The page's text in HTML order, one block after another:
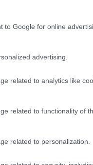
to Google for online
advertising.
related to analytics like
related to functionality of
related to personalization.
τα μαθήματα
αλλάζει κάτι για